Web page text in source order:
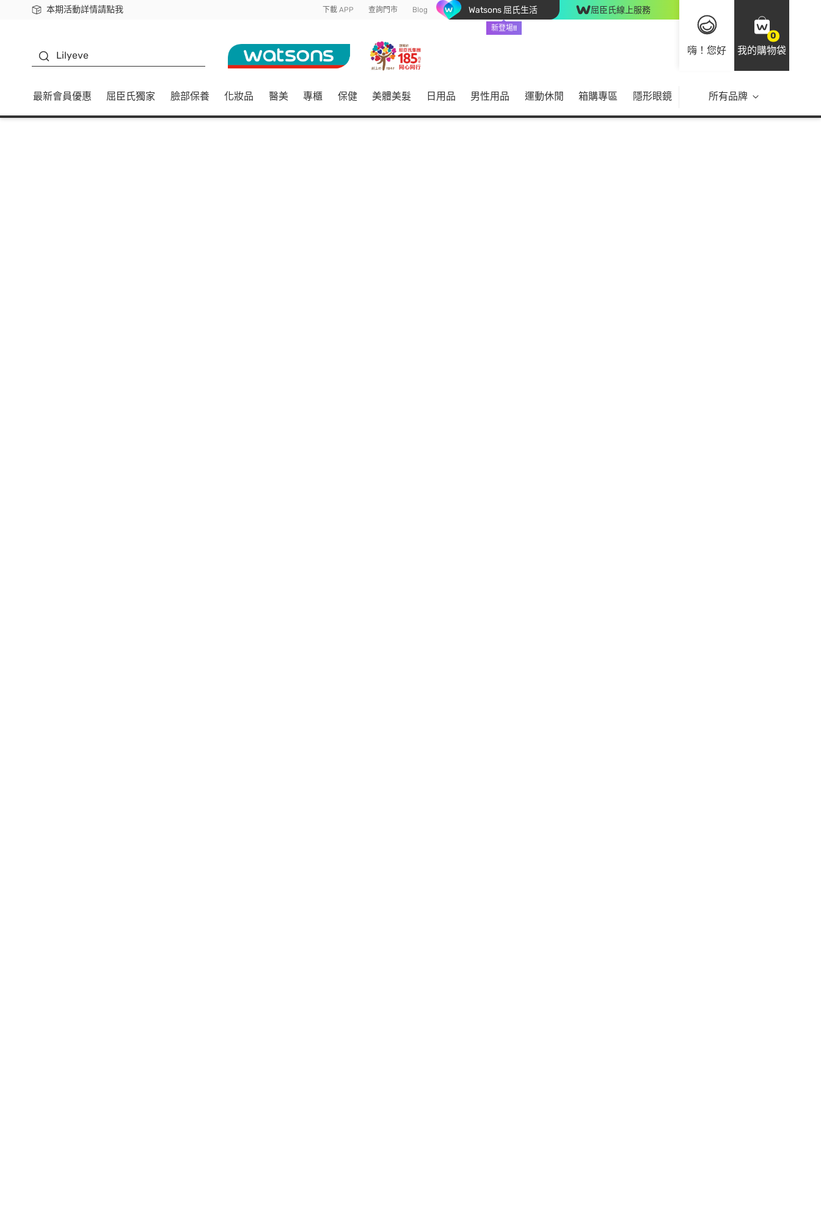
本期活動詳情請點我
下載app最高回饋$350 下載 APP 查詢門市 Blog Watsons 屈氏生活
新登場!!
屈臣氏線上服務
嗨！您好
0
我的購物袋
Lilyeve
最新會員優惠 屈臣氏獨家 臉部保養 化妝品 醫美 專櫃 保健 美體美髮 日用品 男性用品 運動休閒 箱購專區 隱形眼鏡 所有品牌